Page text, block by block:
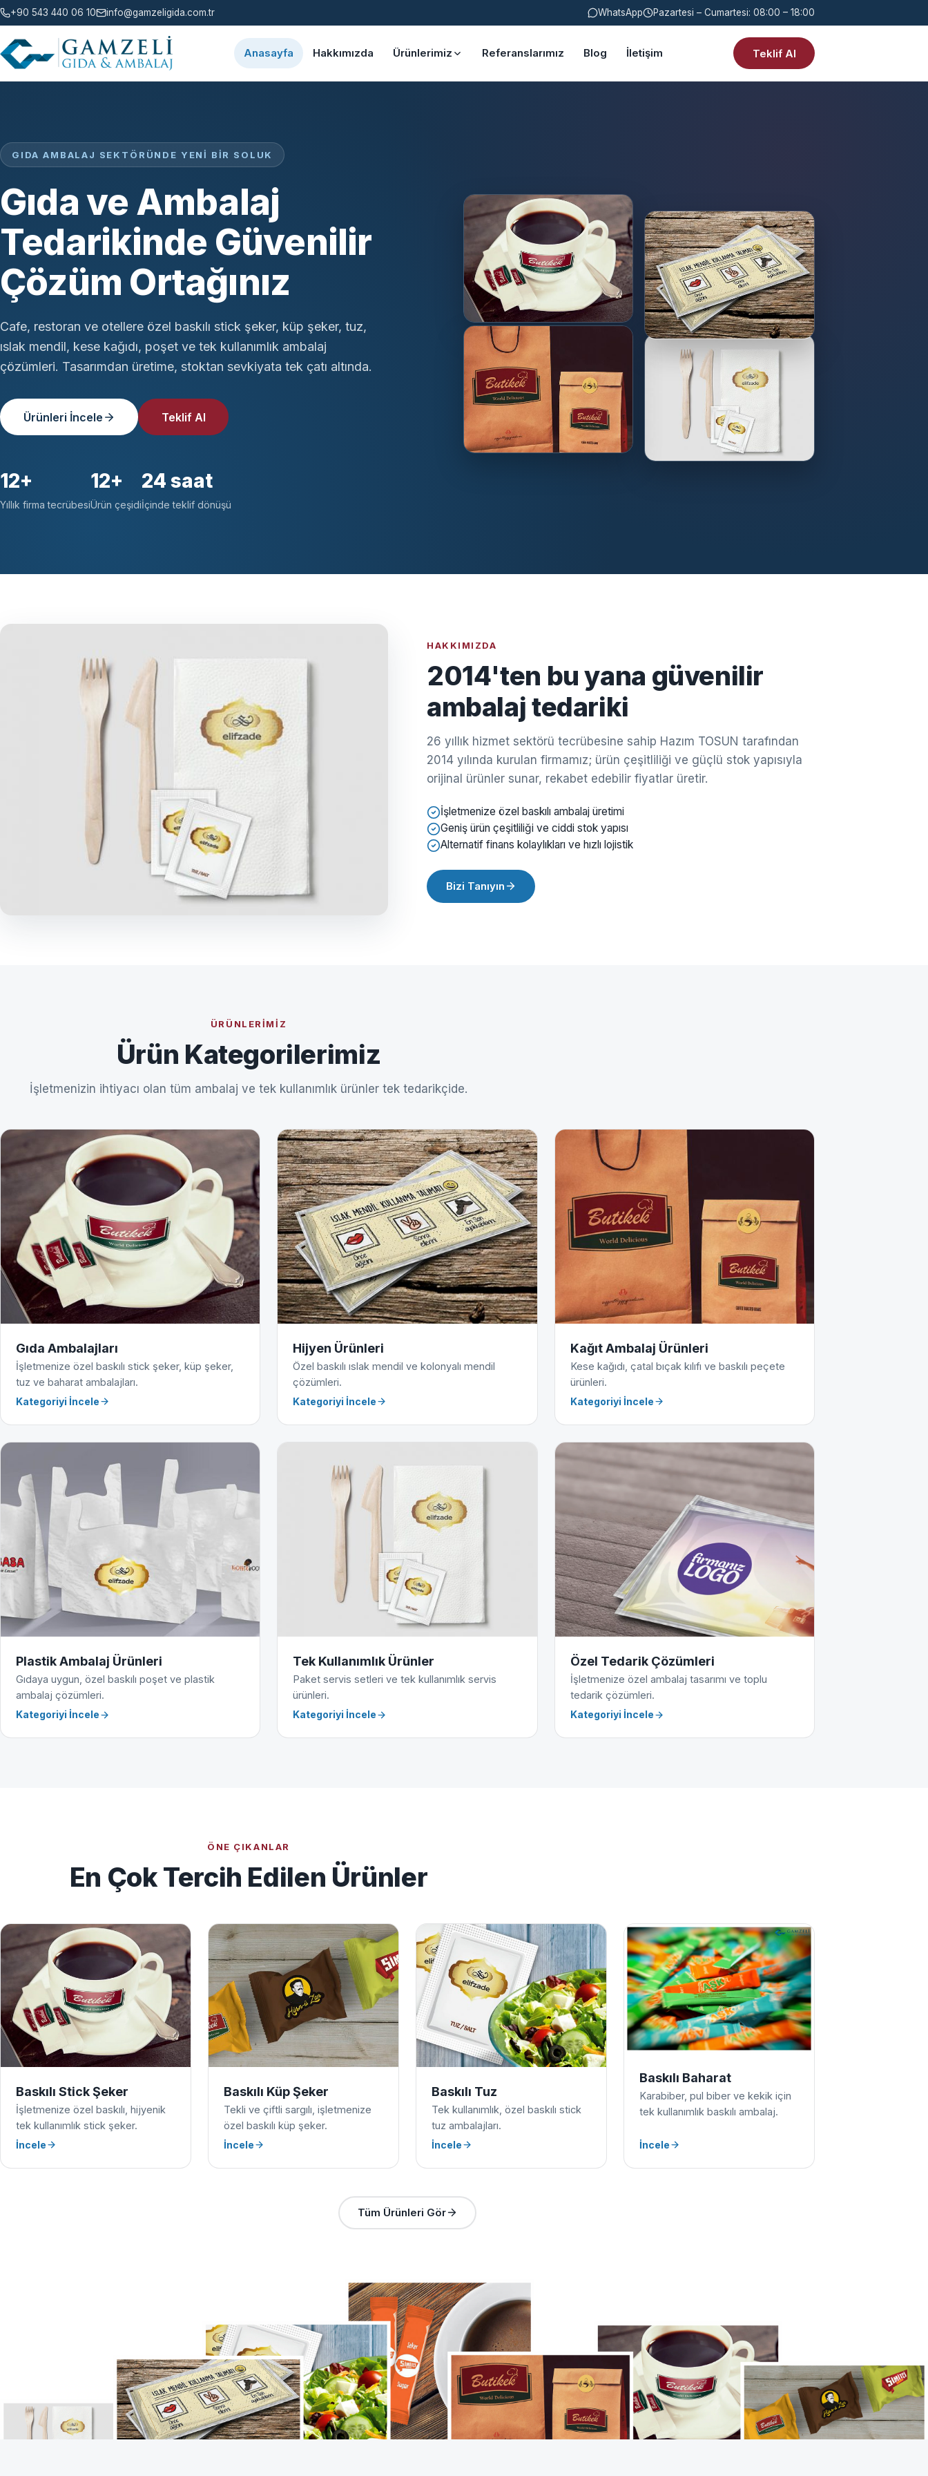
+90 543 440 06 10 info@gamzeligida.com.tr WhatsApp Pazartesi – Cumartesi: 08:00 – 18:00
Anasayfa Hakkımızda Ürünlerimiz Referanslarımız Blog İletişim Teklif Al
GIDA AMBALAJ SEKTÖRÜNDE YENI BIR SOLUK
Gıda ve Ambalaj
Tedarikinde Güvenilir
Çözüm Ortağınız
Cafe, restoran ve otellere özel baskılı stick şeker, küp şeker, tuz,
ıslak mendil, kese kağıdı, poşet ve tek kullanımlık ambalaj
çözümleri. Tasarımdan üretime, stoktan sevkiyata tek çatı altında.
Ürünleri İncele Teklif Al
12+
Yıllık firma tecrübesi
12+
Ürün çeşidi
24 saat
İçinde teklif dönüşü
HAKKIMIZDA
2014'ten bu yana güvenilir
ambalaj tedariki
26 yıllık hizmet sektörü tecrübesine sahip Hazım TOSUN tarafından
2014 yılında kurulan firmamız; ürün çeşitliliği ve güçlü stok yapısıyla
orijinal ürünler sunar, rekabet edebilir fiyatlar üretir.
İşletmenize özel baskılı ambalaj üretimi
Geniş ürün çeşitliliği ve ciddi stok yapısı
Alternatif finans kolaylıkları ve hızlı lojistik
Bizi Tanıyın
ÜRÜNLERIMIZ
Ürün Kategorilerimiz
İşletmenizin ihtiyacı olan tüm ambalaj ve tek kullanımlık ürünler tek tedarikçide.
Gıda Ambalajları
İşletmenize özel baskılı stick şeker, küp şeker,
tuz ve baharat ambalajları.
Kategoriyi İncele
Hijyen Ürünleri
Özel baskılı ıslak mendil ve kolonyalı mendil
çözümleri.
Kategoriyi İncele
Kağıt Ambalaj Ürünleri
Kese kağıdı, çatal bıçak kılıfı ve baskılı peçete
ürünleri.
Kategoriyi İncele
Plastik Ambalaj Ürünleri
Gıdaya uygun, özel baskılı poşet ve plastik
ambalaj çözümleri.
Kategoriyi İncele
Tek Kullanımlık Ürünler
Paket servis setleri ve tek kullanımlık servis
ürünleri.
Kategoriyi İncele
Özel Tedarik Çözümleri
İşletmenize özel ambalaj tasarımı ve toplu
tedarik çözümleri.
Kategoriyi İncele
ÖNE ÇIKANLAR
En Çok Tercih Edilen Ürünler
Baskılı Stick Şeker
İşletmenize özel baskılı, hijyenik
tek kullanımlık stick şeker.
İncele
Baskılı Küp Şeker
Tekli ve çiftli sargılı, işletmenize
özel baskılı küp şeker.
İncele
Baskılı Tuz
Tek kullanımlık, özel baskılı stick
tuz ambalajları.
İncele
Baskılı Baharat
Karabiber, pul biber ve kekik için
tek kullanımlık baskılı ambalaj.
İncele
Tüm Ürünleri Gör